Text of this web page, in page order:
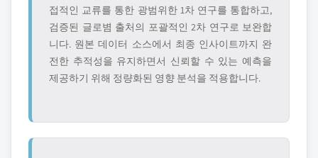
접적인 교류를 통한 광범위한 1차 연구를 통합하고,
검증된 글로볌 출처의 포괄적인 2차 연구로 보완합
니다. 원본 데이터 소스에서 최종 인사이트까지 완
전한 추적성을 유지하면서 신뢰할 수 있는 예측을
제공하기 위해 정량화된 영향 분석을 적용합니다.